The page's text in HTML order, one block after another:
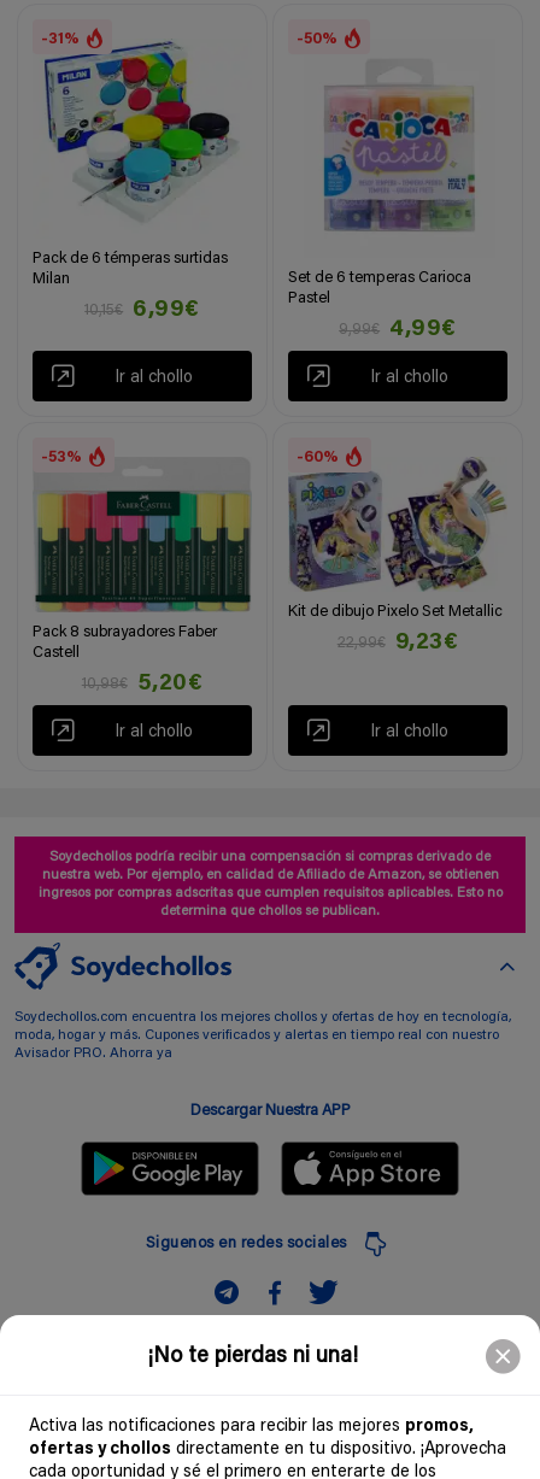
¡No te pierdas ni una!
Activa las notificaciones para recibir las mejores promos,
ofertas y chollos directamente en tu dispositivo. ¡Aprovecha
cada oportunidad y sé el primero en enterarte de los
-31%
Pack de 6 témperas surtidas
Milan
10,15€
6,99€
Ir al chollo
-50%
Set de 6 temperas Carioca
Pastel
9,99€
4,99€
Ir al chollo
-53%
Pack 8 subrayadores Faber
Castell
10,98€
5,20€
Ir al chollo
-60%
Kit de dibujo Pixelo Set Metallic
22,99€
9,23€
Ir al chollo
Soydechollos podría recibir una compensación si compras derivado de
nuestra web. Por ejemplo, en calidad de Afiliado de Amazon, se obtienen
ingresos por compras adscritas que cumplen requisitos aplicables. Esto no
determina que chollos se publican.
Soydechollos.com encuentra los mejores chollos y ofertas de hoy en tecnología,
moda, hogar y más. Cupones verificados y alertas en tiempo real con nuestro
Avisador PRO. Ahorra ya
Descargar Nuestra APP
Siguenos en redes sociales
Suscribir